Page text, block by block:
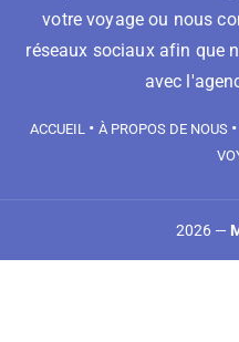
votre voyage ou nous
réseaux sociaux afin que
avec
ACCUEIL • À PROPOS DE NOUS •
2026 —